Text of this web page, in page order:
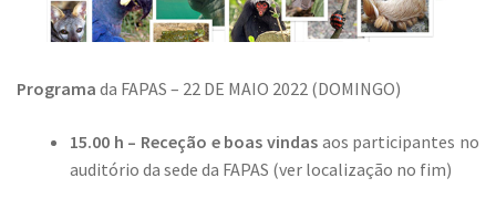
Programa da FAPAS – 22 DE MAIO 2022 (DOMINGO)
15.00 h – Receção e boas vindas aos participantes no
auditório da sede da FAPAS (ver localização no fim)